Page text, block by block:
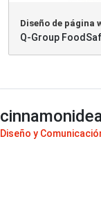
Diseño de página
Q-Group
Diseño y